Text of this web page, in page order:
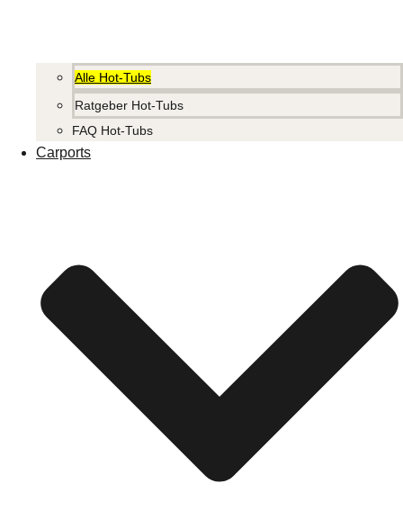
Alle Hot-Tubs
Ratgeber Hot-Tubs
FAQ Hot-Tubs
Carports